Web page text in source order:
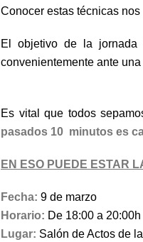
Conocer estas técnicas
El objetivo de la jornada
convenientemente ante
Es vital que todos
pasados 10 minutos es
EN ESO PUEDE ESTAR
Fecha: 9 de marzo
Horario: De 18:00 a 20:00h
Lugar: Salón de Actos de